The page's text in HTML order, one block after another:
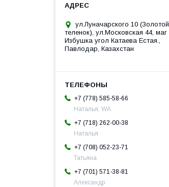
ул.Луначарского 10 (Золотой
теленок), ул.Московская 44, маг
Избушка угол Катаева Естая.,
Павлодар, Казахстан
+7 (778) 585-58-66
Наталья, WA
+7 (718) 262-00-38
Наталья
+7 (708) 052-23-71
Татьяна
+7 (701) 571-38-81
Александр